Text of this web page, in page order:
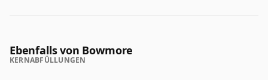
Ebenfalls von Bowmore
KERNABFÜLLUNGEN